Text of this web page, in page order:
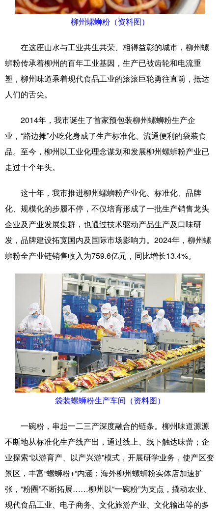
柳州螺蛳粉（资料图）
在这座山水与工业共生共荣、相得益彰的城市，柳州螺
蛳粉传承着柳州的百年工业基因，生产已被齿轮和电流重
塑，柳州味道乘着现代食品工业的滚滚巨轮勇往直前，抵达
人们的舌尖。
2014年，我市诞生了首家预包装柳州螺蛳粉生产企
业，“路边摊”小吃化身成了生产标准化、流通便利的袋装食
品。至今，柳州以工业化理念谋划和发展柳州螺蛳粉产业已
走过十个年头。
这十年，我市推进柳州螺蛳粉产业化、标准化、品牌
化、规模化的步履不停，不仅培育形成了一批生产销售龙头
企业及产业发展集群，也通过技术驱动产品生产及口味研
发，品牌建设拓宽国内及国际市场影响力。2024年，柳州螺
蛳粉全产业链销售收入为759.6亿元，同比增长13.4%。
袋装螺蛳粉生产车间（资料图）
一碗粉，串起一二三产深度融合的链条。柳州味道源源
不断地从标准化生产线产出，通过线上、线下触达味蕾；企
业探索“以游育产、以产兴游”模式，开展研学业务，使产区变
景区，丰富“螺蛳粉+”内涵；海外柳州螺蛳粉实体店加速扩
张，“粉圈”不断拓展……柳州以“一碗粉”为支点，撬动农业、
现代食品工业、电子商务、文化旅游产业、文化输出等的多